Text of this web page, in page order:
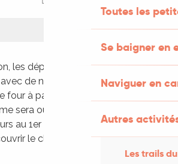
Toutes les
Se baigner en
Naviguer en
Autres
Les trails
les dépendances de la Ferme
de nombreuses explications
four à pain. De même, le pavillon
sera ouvert, tout comme la
au 1er étage. Vous pourrez
le cloître et la chapelle sous